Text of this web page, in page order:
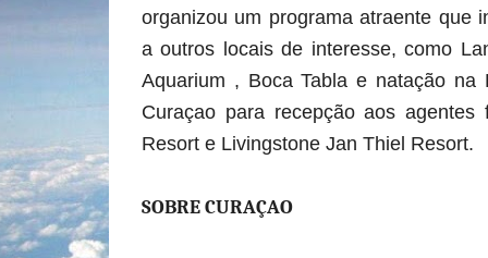
organizou um programa atraente que
a outros locais de interesse, como
Aquarium , Boca Tabla e natação na
Curaçao para recepção aos
Resort e Livingstone Jan Thiel Resort.
SOBRE CURAÇAO